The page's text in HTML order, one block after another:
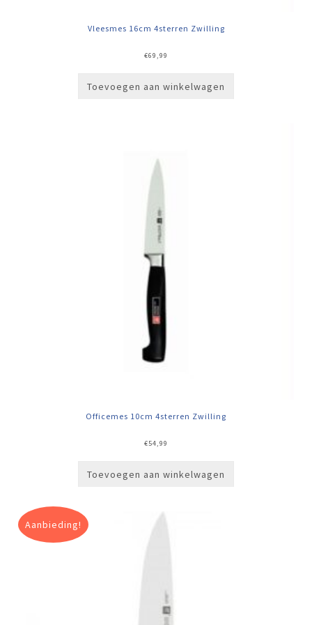
Vleesmes 16cm 4sterren Zwilling
€69,99
Toevoegen aan winkelwagen
Officemes 10cm 4sterren Zwilling
€54,99
Toevoegen aan winkelwagen
Aanbieding!